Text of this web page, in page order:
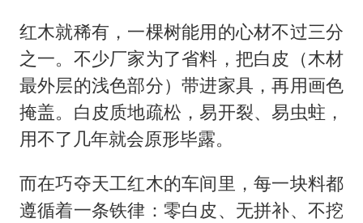
红木就稀有，一棵树能用的心材不过三分
之一。不少厂家为了省料，把白皮（木材
最外层的浅色部分）带进家具，再用画色
掩盖。白皮质地疏松，易开裂、易虫蛀，
用不了几年就会原形毕露。
而在巧夺天工红木的车间里，每一块料都
遵循着一条铁律：零白皮、无拼补、不挖